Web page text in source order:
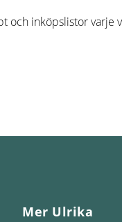
och inköpslistor varje
Mer Ulrika